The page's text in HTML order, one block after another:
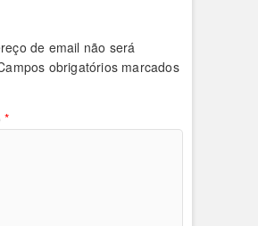
de email não será
obrigatórios marcados
*